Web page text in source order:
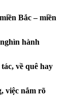
Bắc – miền
hành
về quê hay
việc nắm rõ